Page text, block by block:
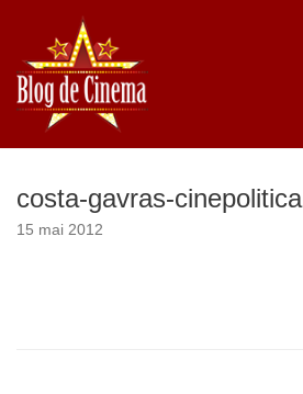
Sari
la
conținut
costa-gavras-cinepolitica
15 mai 2012